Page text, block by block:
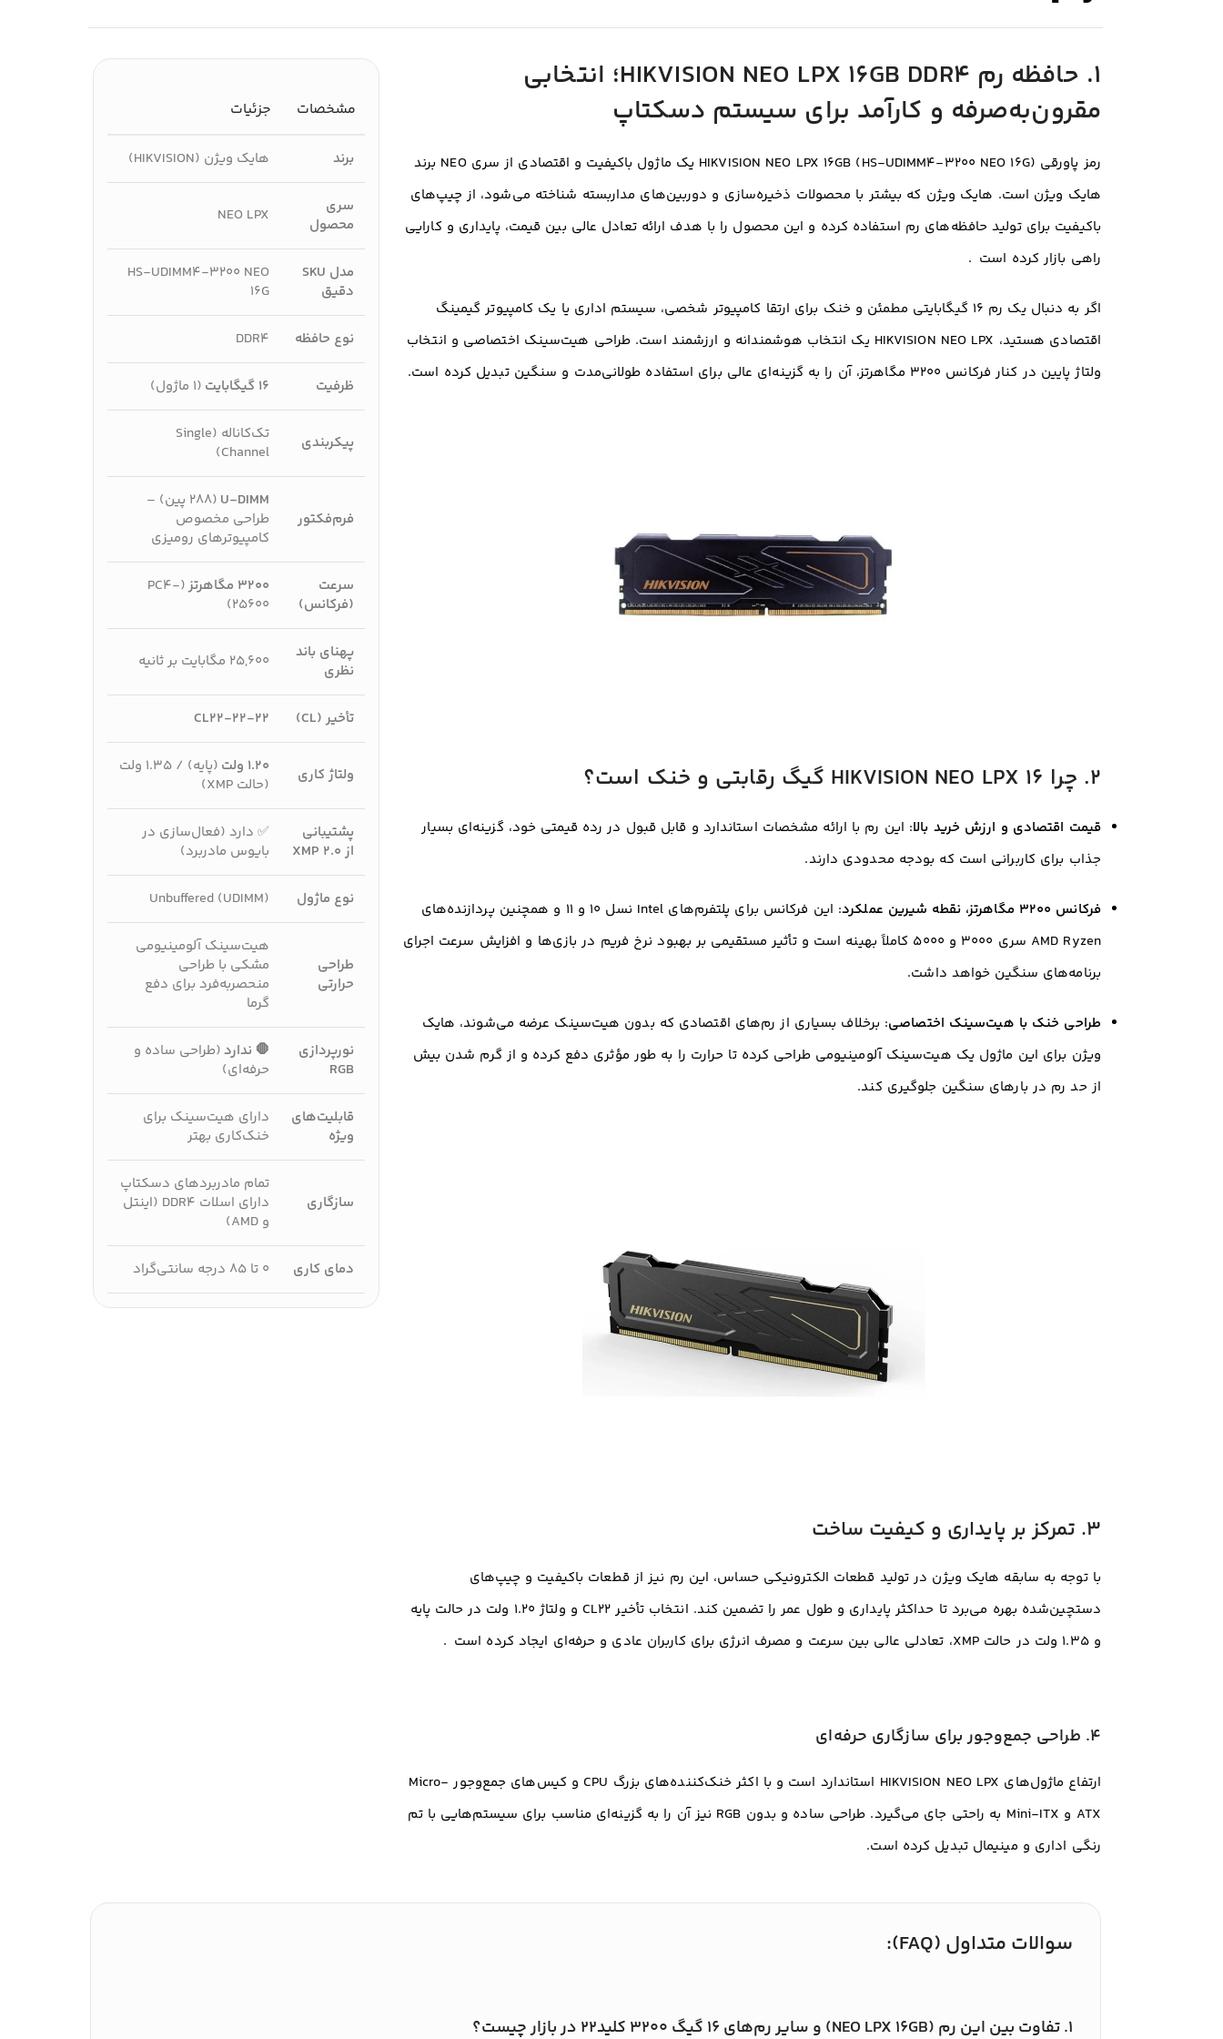
۱. حافظه رم HIKVISION NEO LPX 16GB DDR4؛ انتخابی
مقرون‌به‌صرفه و کارآمد برای سیستم دسکتاپ
رمز پاورقی HIKVISION NEO LPX 16GB (HS-UDIMM4-3200 NEO 16G) یک ماژول باکیفیت و اقتصادی از سری NEO برند
هایک ویژن است. هایک ویژن که بیشتر با محصولات ذخیره‌سازی و دوربین‌های مداربسته شناخته می‌شود، از چیپ‌های
باکیفیت برای تولید حافظه‌های رم استفاده کرده و این محصول را با هدف ارائه تعادل عالی بین قیمت، پایداری و کارایی
راهی بازار کرده است .
اگر به دنبال یک رم ۱۶ گیگابایتی مطمئن و خنک برای ارتقا کامپیوتر شخصی، سیستم اداری یا یک کامپیوتر گیمینگ
اقتصادی هستید، HIKVISION NEO LPX یک انتخاب هوشمندانه و ارزشمند است. طراحی هیت‌سینک اختصاصی و انتخاب
ولتاژ پایین در کنار فرکانس ۳۲۰۰ مگاهرتز، آن را به گزینه‌ای عالی برای استفاده طولانی‌مدت و سنگین تبدیل کرده است.
۲. چرا HIKVISION NEO LPX ۱۶ گیگ رقابتی و خنک است؟
قیمت اقتصادی و ارزش خرید بالا: این رم با ارائه مشخصات استاندارد و قابل قبول در رده قیمتی خود، گزینه‌ای بسیار
جذاب برای کاربرانی است که بودجه محدودی دارند.
فرکانس ۳۲۰۰ مگاهرتز، نقطه شیرین عملکرد
: این فرکانس برای پلتفرم‌های Intel نسل ۱۰ و ۱۱ و همچنین پردازنده‌های
AMD Ryzen سری ۳۰۰۰ و ۵۰۰۰ کاملاً بهینه است و تأثیر مستقیمی بر بهبود نرخ فریم در بازی‌ها و افزایش سرعت اجرای
برنامه‌های سنگین خواهد داشت.
طراحی خنک با هیت‌سینک اختصاصی: برخلاف بسیاری از رم‌های اقتصادی که بدون هیت‌سینک عرضه می‌شوند، هایک
ویژن برای این ماژول یک هیت‌سینک آلومینیومی طراحی کرده تا حرارت را به طور مؤثری دفع کرده و از گرم شدن بیش
از حد رم در بارهای سنگین جلوگیری کند.
۳. تمرکز بر پایداری و کیفیت ساخت
با توجه به سابقه هایک ویژن در تولید قطعات الکترونیکی حساس، این رم نیز از قطعات باکیفیت و چیپ‌های
دستچین‌شده بهره می‌برد تا حداکثر پایداری و طول عمر را تضمین کند. انتخاب تأخیر CL22 و ولتاژ ۱.۲۰ ولت در حالت پایه
و ۱.۳۵ ولت در حالت XMP، تعادلی عالی بین سرعت و مصرف انرژی برای کاربران عادی و حرفه‌ای ایجاد کرده است
.
۴. طراحی جمع‌وجور برای سازگاری حرفه‌ای
ارتفاع ماژول‌های HIKVISION NEO LPX استاندارد است و با اکثر خنک‌کننده‌های بزرگ CPU و کیس‌های جمع‌وجور Micro-
ATX و Mini-ITX به راحتی جای می‌گیرد. طراحی ساده و بدون RGB نیز آن را به گزینه‌ای مناسب برای سیستم‌هایی با تم
رنگی اداری و مینیمال تبدیل کرده است.
مشخصات جزئیات
برند هایک ویژن (HIKVISION)
سری
محصول
NEO LPX
مدل SKU
دقیق
HS-UDIMM4-3200 NEO
16G
نوع حافظه DDR4
ظرفیت ۱۶ گیگابایت (۱ ماژول)
پیکربندی
تک‌کاناله (Single
Channel)
فرم‌فکتور
U-DIMM
(۲۸۸ پین) –
طراحی مخصوص
کامپیوترهای رومیزی
سرعت
(فرکانس)
۳۲۰۰ مگاهرتز
(PC4-
25600)
پهنای باند
نظری
۲۵,۶۰۰ مگابایت بر ثانیه
تأخیر (CL) CL22-22-22
ولتاژ کاری ۱.۲۰ ولت
(پایه) / ۱.۳۵ ولت
(حالت XMP)
پشتیبانی
از XMP 2.0
✅ دارد (فعال‌سازی در
بایوس مادربرد)
نوع ماژول Unbuffered (UDIMM)
طراحی
حرارتی
هیت‌سینک آلومینیومی
مشکی با طراحی
منحصربه‌فرد برای دفع
گرما
نورپردازی
RGB
🛑 ندارد(طراحی ساده و
حرفه‌ای)
قابلیت‌های
ویژه
دارای هیت‌سینک برای
خنک‌کاری بهتر
سازگاری
تمام مادربردهای دسکتاپ
دارای اسلات DDR4 (اینتل
و AMD)
دمای کاری ۰ تا ۸۵ درجه سانتی‌گراد
سوالات متداول (FAQ):
۱. تفاوت بین این رم (NEO LPX 16GB) و سایر رم‌های ۱۶ گیگ ۳۲۰۰ کلید22 در بازار چیست؟